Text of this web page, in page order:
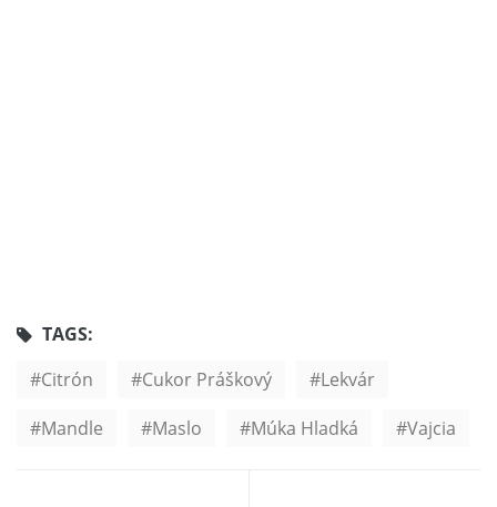
TAGS:
Citrón
Cukor Práškový
Lekvár
Mandle
Maslo Múka Hladká Vajcia